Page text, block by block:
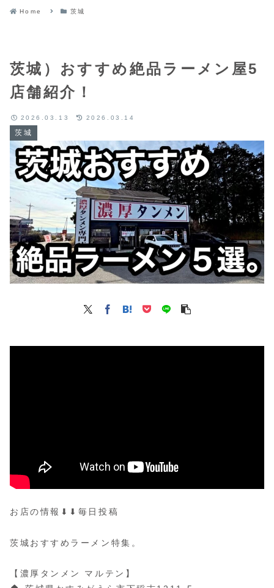
Home 茨城
茨城）おすすめ絶品ラーメン屋5
店舗紹介！
茨城
2026.03.13 2026.03.14
お店の情報⬇︎⬇︎毎日投稿
茨城おすすめラーメン特集。
【濃厚タンメン マルテン】